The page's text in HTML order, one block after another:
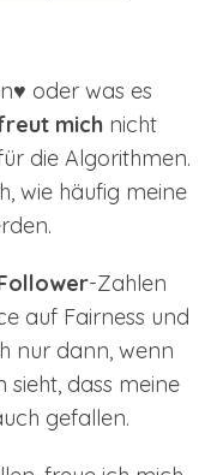
oder was es
michnicht
die Algorithmen.
wie häufig meine
-Zahlen
auf Fairness und
nur dann, wenn
sieht, dass meine
gefallen.